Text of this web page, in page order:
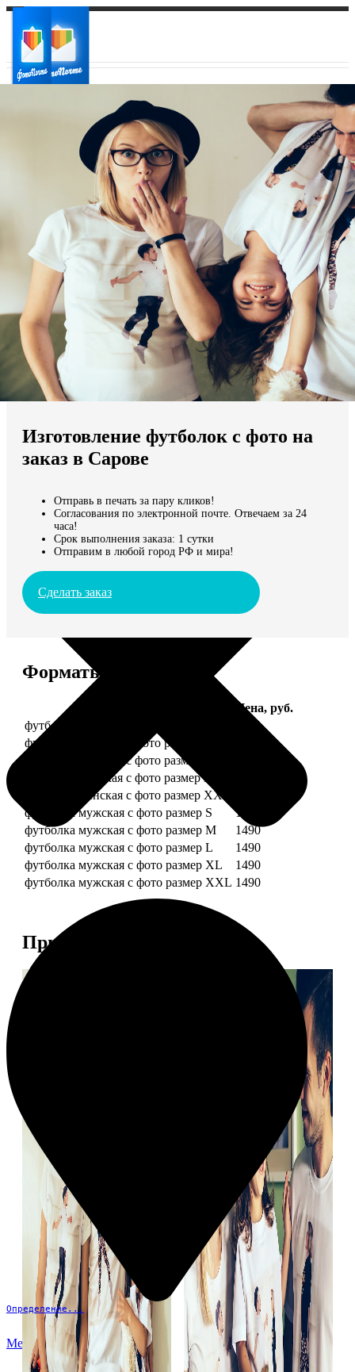
Ваш регион доставки
Выберите из списка:
Мы доставляем по всему миру
Продолжить без города
Определение...
Меню
Изготовление футболок с фото на
заказ в Сарове
Отправь в печать за пару кликов!
Согласования по электронной почте. Отвечаем за 24
часа!
Срок выполнения заказа: 1 сутки
Отправим в любой город РФ и мира!
Сделать заказ
Форматы и цены
Цена, руб.
футболка женская с фото размер S
1490
футболка женская с фото размер M
футболка женская с фото размер L
футболка женская с фото размер XL
футболка женская с фото размер XXL
футболка мужская с фото размер S
1490
футболка мужская с фото размер M
1490
футболка мужская с фото размер L
1490
футболка мужская с фото размер XL
1490
футболка мужская с фото размер XXL 1490
Примеры работ